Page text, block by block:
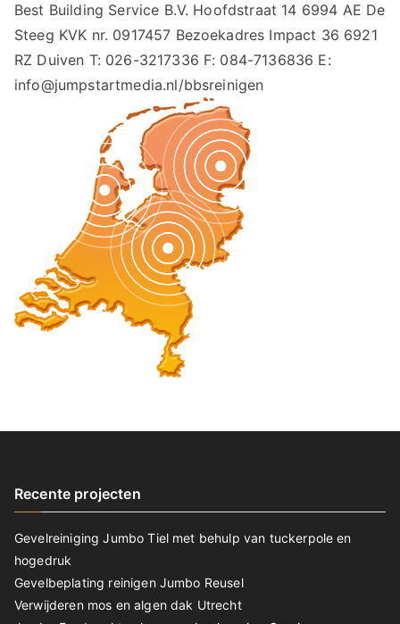
Best Building Service B.V. Hoofdstraat 14 6994 AE De
Steeg KVK nr. 0917457 Bezoekadres Impact 36 6921
RZ Duiven T: 026-3217336 F: 084-7136836 E:
info@jumpstartmedia.nl/bbsreinigen
Recente projecten
Gevelreiniging Jumbo Tiel met behulp van tuckerpole en
hogedruk
Gevelbeplating reinigen Jumbo Reusel
Verwijderen mos en algen dak Utrecht